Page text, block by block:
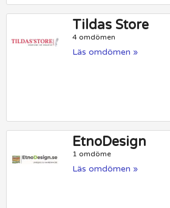
Tildas Store
4 omdömen
Läs omdömen »
EtnoDesign
1 omdöme
Läs omdömen »